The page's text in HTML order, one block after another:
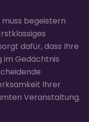
begeistern
dafür, dass Ihre
im Gedächtnis
Ihrer
Veranstaltung.